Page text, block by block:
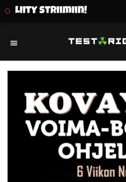
Liity striimiin!